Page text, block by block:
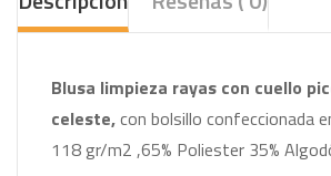
Blusa limpieza rayas con cuello
celeste,con bolsillo confeccionada
118 gr/m2 ,65% Poliester 35%